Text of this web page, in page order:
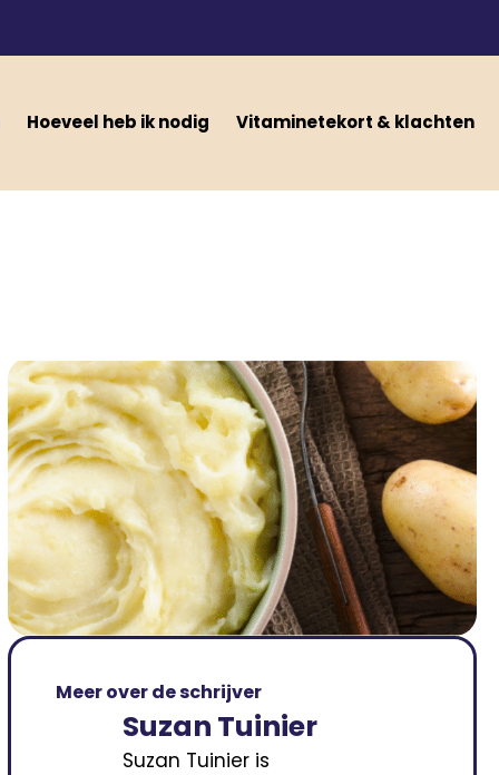
Hoeveel heb ik nodig Vitaminetekort & klachten
Meer over de schrijver
Suzan Tuinier
Suzan Tuinier is